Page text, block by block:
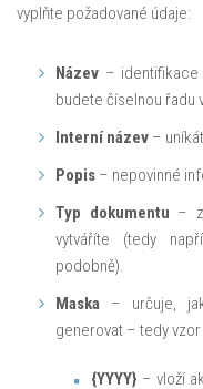
vyplňte požadované údaje:
Název –
budete číselnou řadu
Interní název –
Popis – nepovinné
Typ dokumentu –
vytváříte (tedy
podobně).
Maska – určuje,
generovat – tedy
{YYYY} – vloží